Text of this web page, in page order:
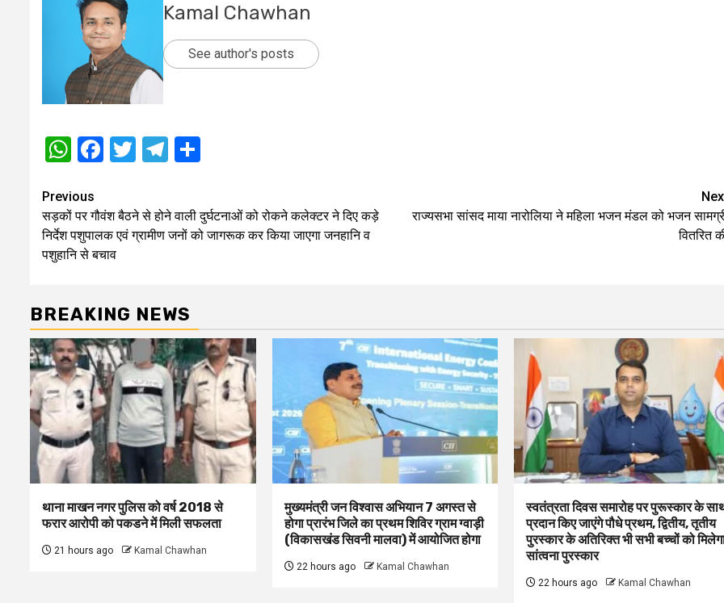
Kamal Chawhan
See author's posts
WhatsApp
Facebook
TwitterTelegram
Post
navigation
Previous
सड़कों पर गौवंश बैठने से होने वाली दुर्घटनाओं को रोकने कलेक्टर ने दिए कड़े
निर्देश पशुपालक एवं ग्रामीण जनों को जागरूक कर किया जाएगा जनहानि व
पशुहानि से बचाव
राज्यसभा सांसद माया नारोलिया ने महिला भजन मंडल को भजन
वितरित
BREAKING NEWS
थाना माखन नगर पुलिस को वर्ष 2018 से
फरार आरोपी को पकडने में मिली सफलता
21 hours ago Kamal Chawhan
मुख्यमंत्री जन विश्वास अभियान 7 अगस्त से
होगा प्रारंभ जिले का प्रथम शिविर ग्राम ग्वाड़ी
(विकासखंड सिवनी मालवा) में आयोजित होगा
22 hours ago Kamal Chawhan
स्वतंत्रता दिवस समारोह पर पुरूस्‍कार के
प्रदान किए जाएंगे पौधे प्रथम, द्वितीय, तृतीय
पुरस्कार के अतिरिक्त भी सभी बच्चों को
सांत्वना पुरस्कार
22 hours ago Kamal Chawhan